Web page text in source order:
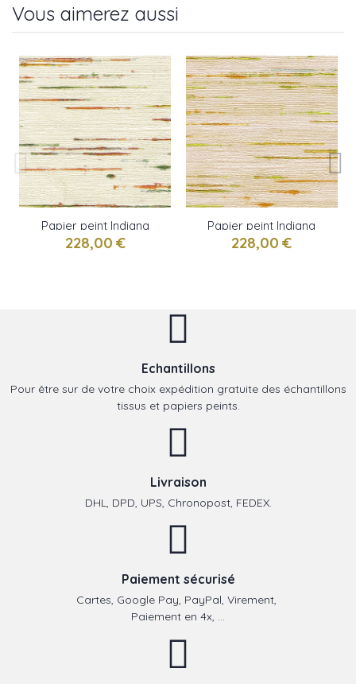
Vous aimerez aussi
Papier peint Indiana
sable de Elitis
228,00 €
Papier peint Indiana
beige de Elitis
228,00 €
Echantillons
Pour être sur de votre choix expédition gratuite des échantillons
tissus et papiers peints.
Livraison
DHL, DPD, UPS, Chronopost, FEDEX.
Paiement sécurisé
Cartes, Google Pay, PayPal, Virement,
Paiement en 4x, ...